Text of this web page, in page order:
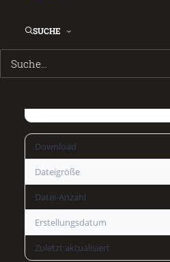
SUCHELogin is required to
LOGIN
Download
Dateigröße
Datei-Anzahl
Erstellungsdatum
Zuletzt aktualisiert